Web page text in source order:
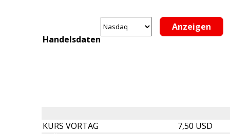
Handelsdaten
KURS VORTAG
7,50 USD